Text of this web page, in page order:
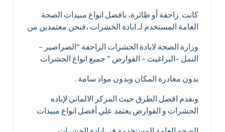
كانت زاحفة أو طائرة، بافضل انواع مبيدات الصحة
العامة المستخدم لـ ابادة الحشرات ،فنحن معتمدين من
وزارة الصحة لابادة الحشرات الزاحفة “الصراصير –
النمل –البراغيث – القوارض ” جميع انواع الحشرات
بدون مغادرة المكان وبدون مواد سامة .
ونقدم افضل الطرق حيث المركز الالماني لإباده
الحشرات و القوارض يعتمد علي أفضل انواع مبيدات